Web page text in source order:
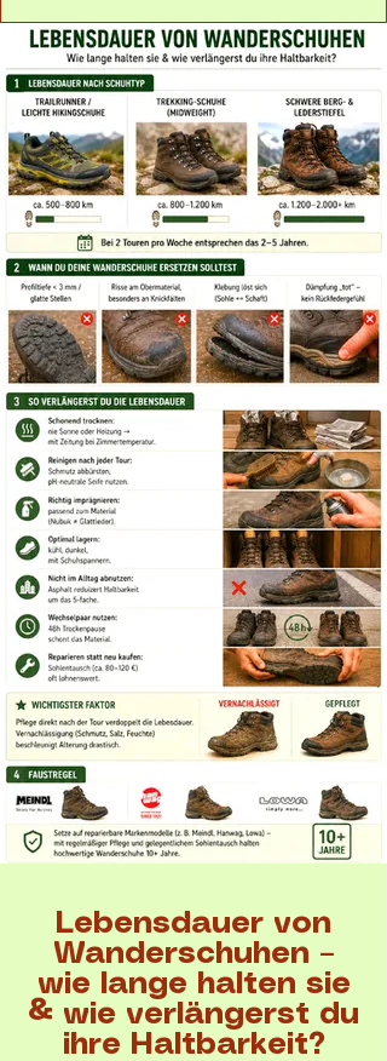
Lebensdauer von
Wanderschuhen –
wie lange halten sie
& wie verlängerst du
ihre Haltbarkeit?